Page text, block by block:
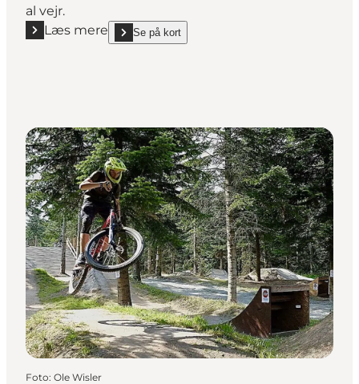
al vejr.
Læs mere
Læs mere "Mountainbikesporet i Sønderskoven,
Se på kort
show Mountainbikesporet i Sønderskoven, Vejle
Foto: Ole Wisler